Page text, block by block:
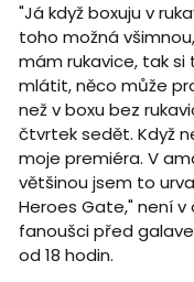
"Já když boxuju v
toho možná
mám rukavice, tak
mlátit, něco může
než v boxu bez
čtvrtek sedět. Když
moje premiéra. V
většinou jsem to
Heroes Gate," není v
fanoušci před
od 18 hodin.